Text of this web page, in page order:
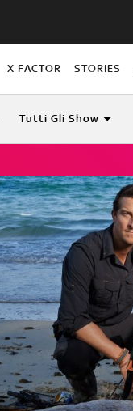
X FACTOR STORIES
Tutti Gli Show